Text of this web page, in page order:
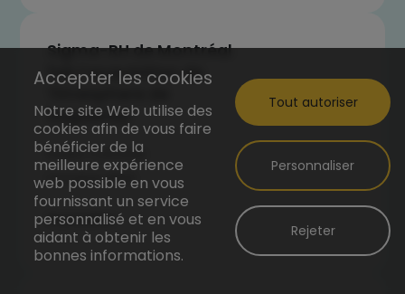
Sigma-RH de Montréal
fait l’acquisition de
Timesphere de
Saguenay
Radio-Canada
Octobre 2022
Consulter
Accepter les cookies
Notre site Web utilise des
cookies afin de vous faire
bénéficier de la
meilleure expérience
web possible en vous
fournissant un service
personnalisé et en vous
aidant à obtenir les
bonnes informations.
Rejeter
Personnaliser
Tout autoriser